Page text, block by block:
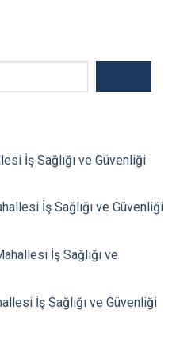
İş Sağlığı ve Güvenliği
İş Sağlığı ve Güvenliği
İş Sağlığı ve
İş Sağlığı ve Güvenliği